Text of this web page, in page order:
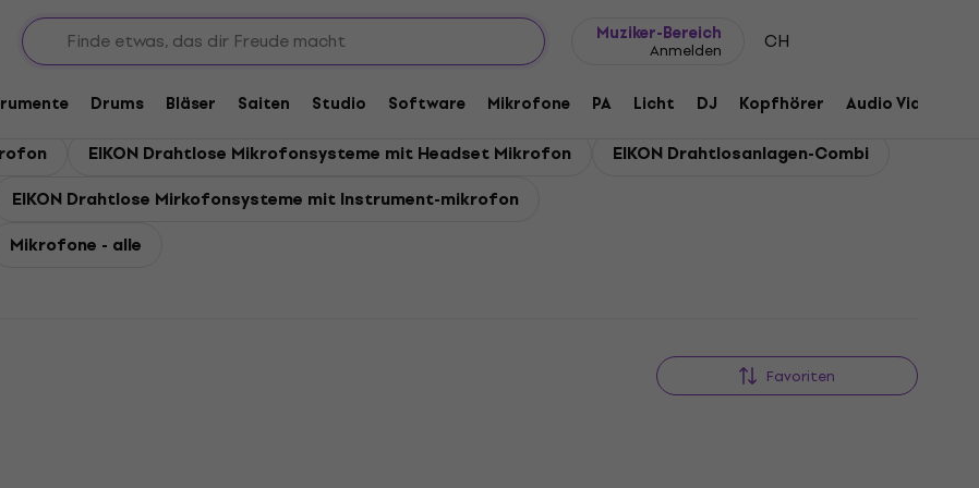
Muziker-Bereich
Anmelden CH
Drums Bläser Saiten Studio Software Mikrofone PA Licht DJ Kopfhörer Audio Video
EIKON Drahtlose Mikrofonsysteme mit Headset Mikrofon
EIKON Drahtlosanlagen-Combi
EIKON Drahtlose Mirkofonsysteme mit Instrument-mikrofon
Mikrofone - alle
Favoriten